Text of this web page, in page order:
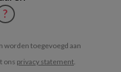
?
worden toegevoegd aan
ons privacy statement.